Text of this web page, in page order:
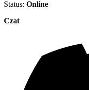
Status: Online
Czat